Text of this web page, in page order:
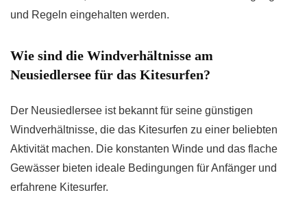
und Regeln eingehalten werden.
Wie sind die Windverhältnisse am
Neusiedlersee für das Kitesurfen?
Der Neusiedlersee ist bekannt für seine günstigen
Windverhältnisse, die das Kitesurfen zu einer beliebten
Aktivität machen. Die konstanten Winde und das flache
Gewässer bieten ideale Bedingungen für Anfänger und
erfahrene Kitesurfer.